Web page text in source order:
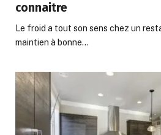
connaitre
Le froid a tout son sens chez un
maintien à bonne…